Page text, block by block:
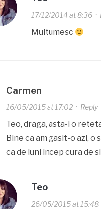
17/12/2014 at 8:36·
Multumesc
Carmen
16/05/2015 at 17:02· Reply
Teo, draga, asta-i o
Bine ca am gasit-o azi, o
ca de luni incep cura de
Teo
26/05/2015 at 15:48